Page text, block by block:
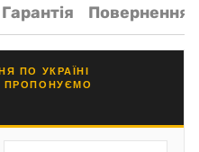
Гарантія Повернення
ПО УКРАЇНІ